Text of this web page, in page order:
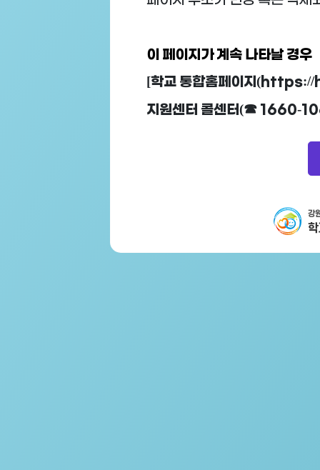
이 페이지가 계속 나타날 경우
[학교 통합홈페이지
지원센터 콜센터(☎ 1660-